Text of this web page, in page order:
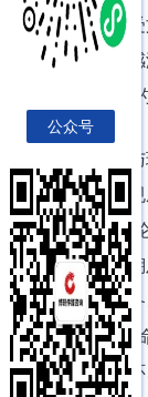
教育基地，享
为宠物支付情
后愿为“有尊严
四、风险提示
升级带来的合
位”可能引发舆
处理全流程追
备土地资源储
下陵园+线上生
至宠物临终关
公众号